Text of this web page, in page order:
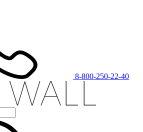
8-800-250-22-40